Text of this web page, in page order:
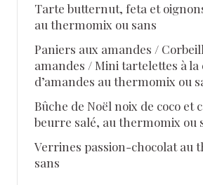
Tarte butternut, feta et
au thermomix ou sans
Paniers aux amandes /
amandes / Mini tartelettes à la
d’amandes au thermomix ou
Bûche de Noël noix de coco et
beurre salé, au thermomix ou
Verrines passion-chocolat au
sans